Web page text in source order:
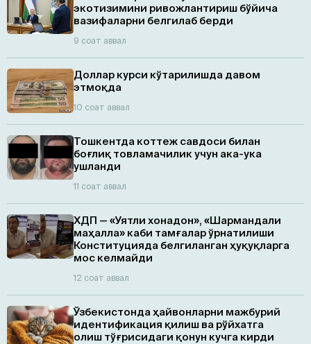
экотизимини ривожлантириш бўйича
вазифаларни белгилаб берди
9 соат аввал
Доллар курси кўтарилишда давом
этмоқда
10 соат аввал
Тошкентда коттеж савдоси билан
боғлиқ товламачилик учун ака-ука
ушланди
11 соат аввал
ХДП — «Уятли хонадон», «Шармандали
маҳалла» каби тамғалар ўрнатилиши
Конституцияда белгиланган ҳуқуқларга
мос келмайди
12 соат аввал
Ўзбекистонда ҳайвонларни мажбурий
идентификация қилиш ва рўйхатга
олиш тўғрисидаги қонун кучга кирди